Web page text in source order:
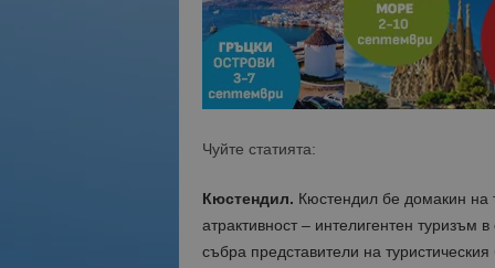
Чуйте статията:
Кюстендил. Кюстендил бе домакин на
атрактивност – интелигентен туризъм
събра представители на